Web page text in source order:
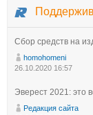
Сбор средств на
homohomeni
26.10.2020 16:57
Эверест 2021: это
Редакция сайта